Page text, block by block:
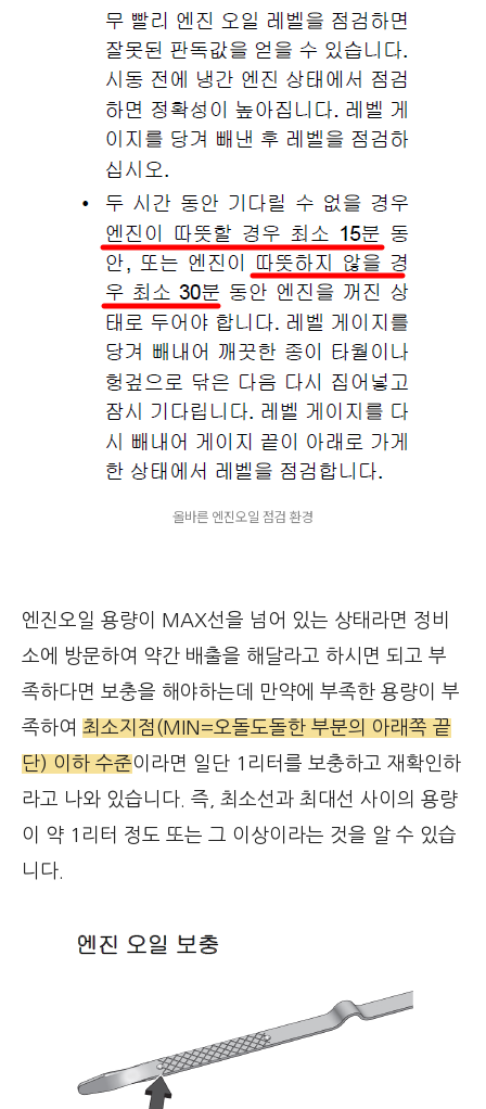
올바른 엔진오일 점검 환경
엔진오일 용량이 MAX선을 넘어 있는 상태라면 정비
소에 방문하여 약간 배출을 해달라고 하시면 되고 부
족하다면 보충을 해야하는데 만약에 부족한 용량이 부
족하여 최소지점(MIN=오돌도돌한 부분의 아래쪽 끝
단) 이하 수준이라면 일단 1리터를 보충하고 재확인하
라고 나와 있습니다. 즉, 최소선과 최대선 사이의 용량
이 약 1리터 정도 또는 그 이상이라는 것을 알 수 있습
니다.